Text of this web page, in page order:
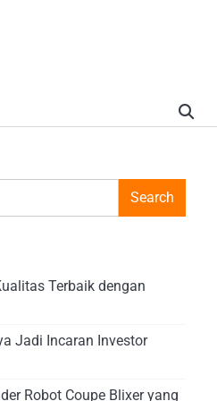
Search
Terbaik dengan
Jadi Incaran Investor
Robot Coupe Blixer yang